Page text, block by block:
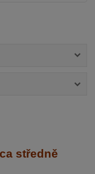
středně